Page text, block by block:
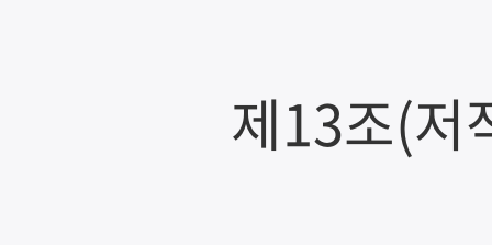
제13조(저